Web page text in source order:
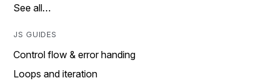
See all…
JS GUIDES
Control flow & error handing
Loops and iteration